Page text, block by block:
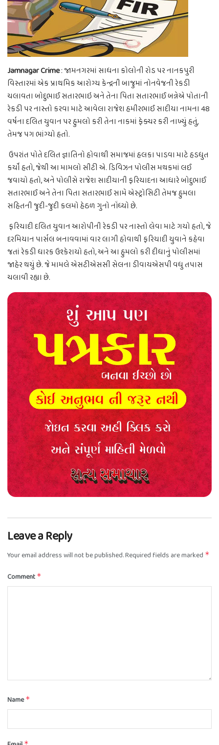
Jamnagar Crime: જામનગરમાં સાધના કોલોની રોડ પર નાનકપુરી
વિસ્તારમાં એક પ્રાથમિક આરોગ્ય કેન્દ્રની બાજુમાં નોનવેજની રેકડી
ચલાવતા બોદુભાઈ સતારભાઇ અને તેના પિતા સતારભાઈ બન્નેએ પોતાની
રેકડી પર નાસ્તો કરવા માટે આવેલા રાજેશ હમીરભાઈ સાદીયા નામના 48
વર્ષના દલિત યુવાન પર હુમલો કરી તેના નાકમાં ફેક્ચર કરી નાખ્યું હતું,
તેમજ પગ ભાંગ્યો હતો.
ઉપરાંત પોતે દલિત જ્ઞાતિનો હોવાથી સમાજમાં હલકા પાડવા માટે હડધુત
કર્યો હતો, જેથી આ મામલો સીટી એ. ડિવિઝન પોલીસ મથકમાં લઈ
જવાયો હતો, અને પોલીસે રાજેશ સાદીયાની ફરિયાદના આધારે બોદુભાઈ
સતારભાઈ અને તેના પિતા સતારભાઈ સામે એસ્ટ્રોસિટી તેમજ હુમલા
સહિતની જુદી-જુદી કલમો હેઠળ ગુનો નોંધ્યો છે.
ફરિયાદી દલિત યુવાન આરોપીની રેકડી પર નાસ્તો લેવા માટે ગયો હતો, જે
દરમિયાન પાર્સલ બનાવવામાં વાર લાગી હોવાથી ફરિયાદી યુવાને કહેવા
જતાં રેકડી ધારક ઉશ્કેરાયો હતો, અને આ હુમલો કરી દીધાનું પોલીસમાં
જાહેર થયું છે. જે મામલે એસટીએસસી સેલના ડીવાયએસપી વધુ તપાસ
ચલાવી રહ્યા છે.
Leave a Reply
Your email address will not be published.Required fields are marked *
Comment *
Name*